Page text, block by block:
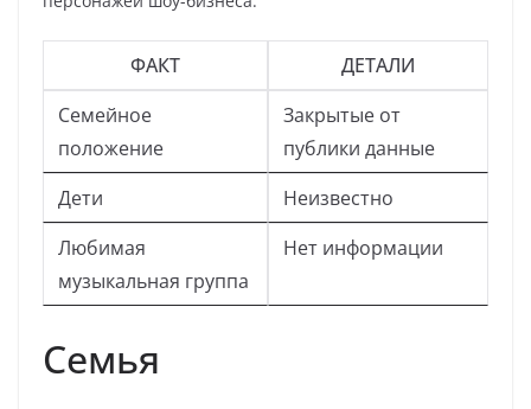
ФАКТ
ДЕТАЛИ
Семейное
положение
Закрытые от
публики данные
Дети
Неизвестно
Любимая
музыкальная группа
Нет информации
Семья